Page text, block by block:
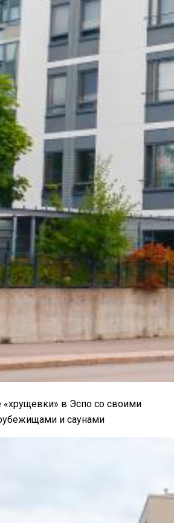
в Эспо со своими
и саунами